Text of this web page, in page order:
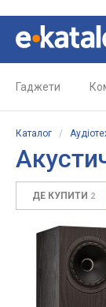
Гаджети
Каталог /
ДЕ КУПИТИ 2